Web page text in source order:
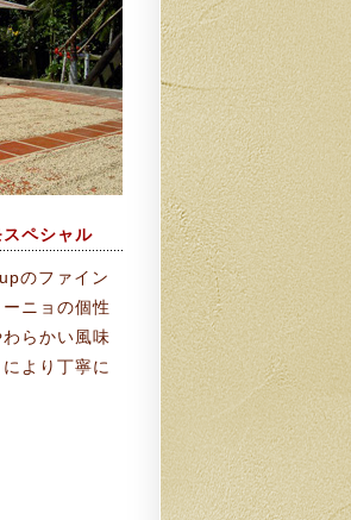
ペシャル
のファイン
ニョの個性
らかい風味
より丁寧に